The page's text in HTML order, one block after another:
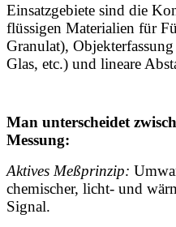
Einsatzgebiete sind die
flüssigen Materialien für
Granulat),
Glas, etc.) und lineare
Man unterscheidet
Messung:
Aktives Meßprinzip:
chemischer, licht- und
Signal.